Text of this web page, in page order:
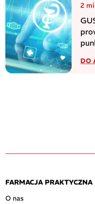
2
DO
FARMACJA PRAKTYCZNA
O nas